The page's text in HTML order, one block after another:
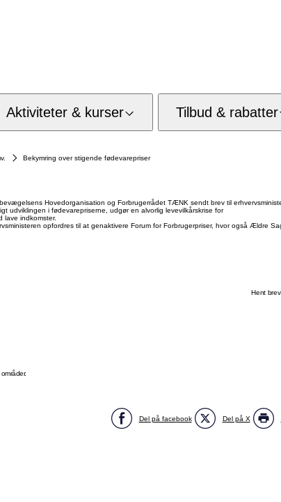
Aktiviteter & kurser Tilbud & rabatter
Bekymring over stigende fødevarepriser
Hovedorganisation og Forbrugerrådet TÆNK sendt brev til
udviklingen i fødevarepriserne, udgør en alvorlig levevilkårskrise for
lave indkomster.
opfordres til at genaktivere Forum for Forbrugerpriser, hvor også Ældre
Hent
Del på facebook Del på X